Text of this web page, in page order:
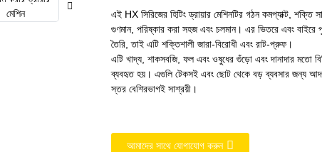
এই HX সিরিজের হিটিং ড্রায়ার মেশিনটির গঠন কমপ্যাক্ট,
গুণমান, পরিষ্কার করা সহজ এবং চলমান। এর ভিতরে এবং বাইরে
তৈরি, তাই এটি শক্তিশালী জারা-বিরোধী এবং রাট-প্রুফ।
এটি খাদ্য, শাকসবজি, ফল এবং ওষুধের গুঁড়ো এবং দানাদার মতো
ব্যবহৃত হয়। এগুলি টেকসই এবং ছোট থেকে বড় ব্যবসার জন্য
স্তর বেশিরভাগই সাশ্রয়ী।
আমাদের সাথে যোগাযোগ করুন